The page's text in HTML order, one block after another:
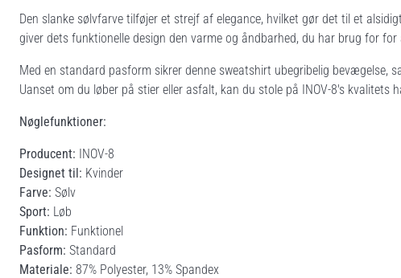
Den slanke sølvfarve tilføjer et strejf af elegance, hvilket gør det til et
giver dets funktionelle design den varme og åndbarhed, du har brug for
Med en standard pasform sikrer denne sweatshirt ubegribelig bevægelse,
Uanset om du løber på stier eller asfalt, kan du stole på INOV-8's
Nøglefunktioner:
Producent: INOV-8
Designet til: Kvinder
Farve: Sølv
Sport: Løb
Funktion: Funktionel
Pasform: Standard
Materiale: 87% Polyester, 13% Spandex